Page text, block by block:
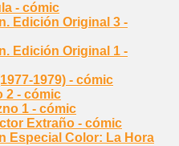
- cómic
Edición Original 3 -
Edición Original 1 -
1979) - cómic
2 - cómic
1 - cómic
Extraño - cómic
Especial Color: La Hora